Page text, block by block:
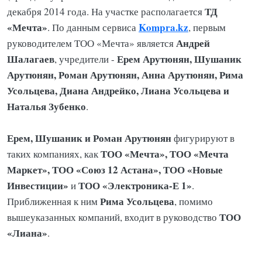
декабря 2014 года. На участке располагаетсяТД
«Мечта». По данным сервиса Kompra.kz, первым
руководителем ТОО «Мечта» являетсяАндрей
Шалагаев, учредители - Ерем Арутюнян, Шушаник
Арутюнян, РоманАрутюнян, АннаАрутюнян, Рима
Усольцева, Диана Андрейко, Лиана Усольцева и
Наталья Зубенко.
Ерем, Шушаник и Роман Арутюнянфигурируют в
таких компаниях, какТОО «Мечта», ТОО «Мечта
Маркет», ТОО «Союз 12 Астана», ТОО «Новые
Инвестиции» иТОО «Электроника-Е 1».
Приближенная к нимРима Усольцева, помимо
вышеуказанных компаний, входит в руководство ТОО
«Лиана».